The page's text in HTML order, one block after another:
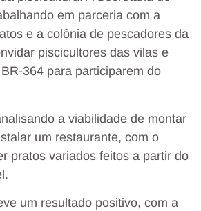
em parceria com a
e a colônia de pescadores da
piscicultores das vilas e
364 para participarem do
a viabilidade de montar
um restaurante, com o
pratos variados feitos a partir do
um resultado positivo, com a